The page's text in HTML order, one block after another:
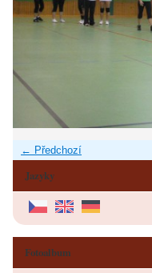
← Předchozí
Jazyky
Fotoalbum